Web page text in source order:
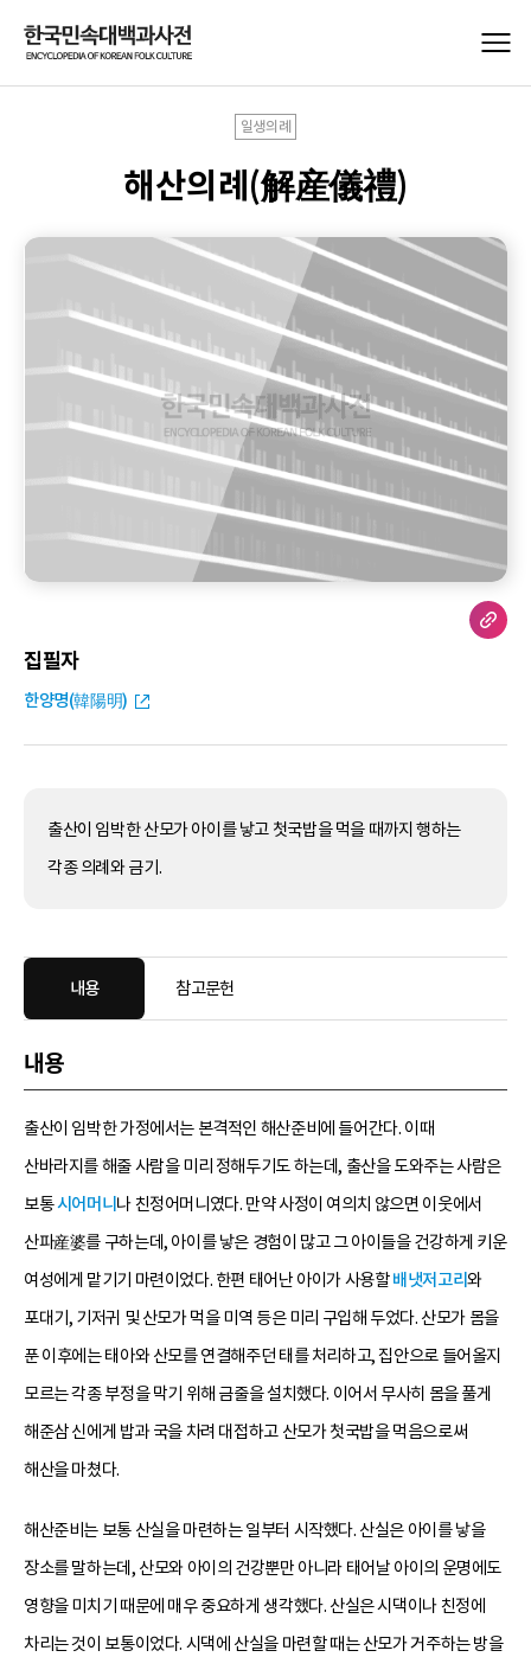
일생의례
해산의례(解産儀禮)
집필자
한양명(韓陽明)
출산이 임박한 산모가 아이를 낳고 첫국밥을 먹을 때까지 행하는
각종 의례와 금기.
내용 참고문헌
내용
출산이 임박한 가정에서는 본격적인 해산준비에 들어간다. 이때
산바라지를 해줄 사람을 미리 정해두기도 하는데, 출산을 도와주는 사람은
보통시어머니 나 친정어머니였다. 만약 사정이 여의치 않으면 이웃에서
산파産婆를 구하는데, 아이를 낳은 경험이 많고 그 아이들을 건강하게 키운
여성에게 맡기기 마련이었다. 한편 태어난 아이가 사용할배냇저고리와
포대기, 기저귀 및 산모가 먹을 미역 등은 미리 구입해 두었다. 산모가 몸을
푼 이후에는 태아와 산모를 연결해주던 태를 처리하고, 집안으로 들어올지
모르는 각종 부정을 막기 위해 금줄을 설치했다. 이어서 무사히 몸을 풀게
해준삼 신에게 밥과 국을 차려 대접하고 산모가 첫국밥을 먹음으로써
해산을 마쳤다.
해산준비는 보통 산실을 마련하는 일부터 시작했다. 산실은 아이를 낳을
장소를 말하는데, 산모와 아이의 건강뿐만 아니라 태어날 아이의 운명에도
영향을 미치기 때문에 매우 중요하게 생각했다. 산실은 시댁이나 친정에
차리는 것이 보통이었다. 시댁에 산실을 마련할 때는 산모가 거주하는 방을